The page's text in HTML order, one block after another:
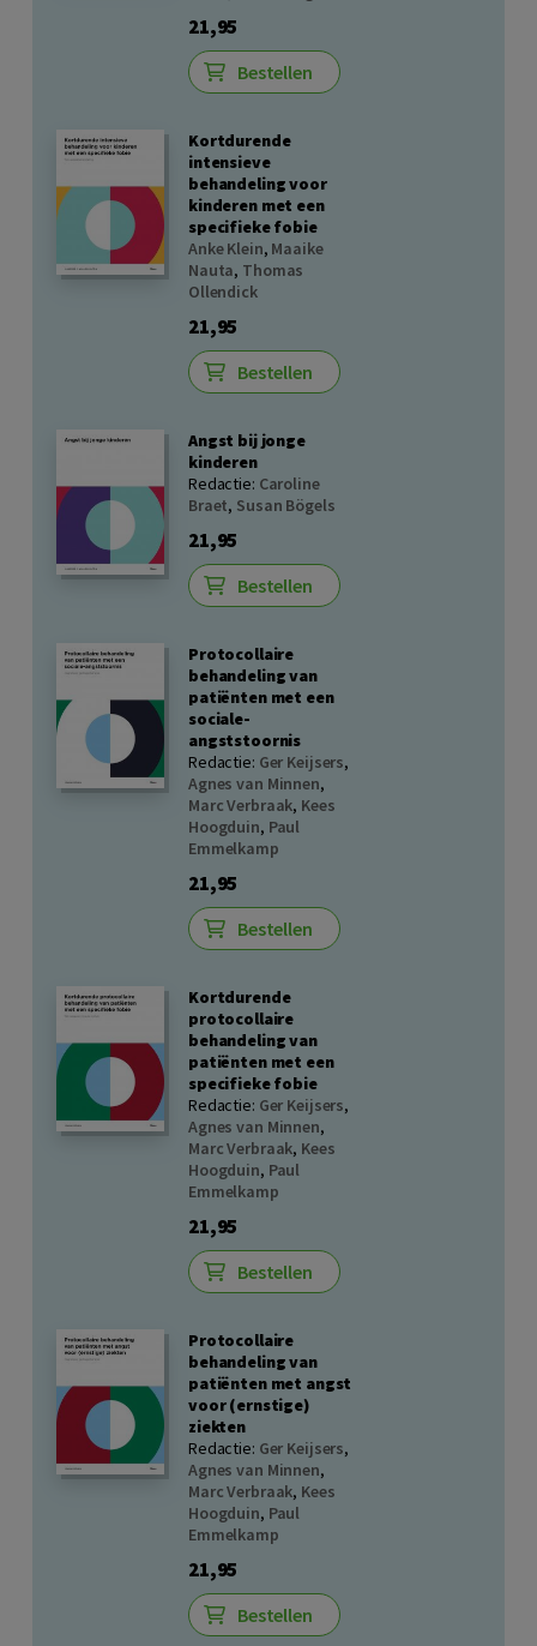
21,95
Bestellen
Kortdurende
intensieve
behandeling voor
kinderen met een
specifieke fobie
Anke Klein, Maaike
Nauta, Thomas
Ollendick
21,95
Bestellen
Angst bij jonge
kinderen
Redactie: Caroline
Braet, Susan Bögels
21,95
Bestellen
Protocollaire
behandeling van
patiënten met een
sociale-
angststoornis
Redactie: Ger Keijsers,
Agnes van Minnen,
Marc Verbraak, Kees
Hoogduin, Paul
Emmelkamp
21,95
Bestellen
Kortdurende
protocollaire
behandeling van
patiënten met een
specifieke fobie
Redactie: Ger Keijsers,
Agnes van Minnen,
Marc Verbraak, Kees
Hoogduin, Paul
Emmelkamp
21,95
Bestellen
Protocollaire
behandeling van
patiënten met angst
voor (ernstige)
ziekten
Redactie: Ger Keijsers,
Agnes van Minnen,
Marc Verbraak, Kees
Hoogduin, Paul
Emmelkamp
21,95
Bestellen